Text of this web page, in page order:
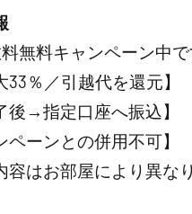
無料キャンペーン中で
％／引越代を還元】
後→指定口座へ振込】
ーンとの併用不可】
はお部屋により異なり